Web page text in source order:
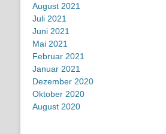
August 2021
Juli 2021
Juni 2021
Mai 2021
Februar 2021
Januar 2021
Dezember 2020
Oktober 2020
August 2020